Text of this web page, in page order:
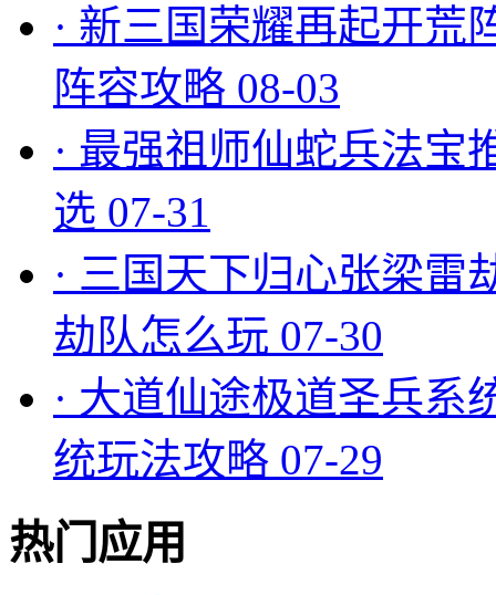
· 新三国荣耀再起开荒
阵容攻略 08-03
· 最强祖师仙蛇兵法宝
选 07-31
· 三国天下归心张梁雷
劫队怎么玩 07-30
· 大道仙途极道圣兵系
统玩法攻略 07-29
热门应用